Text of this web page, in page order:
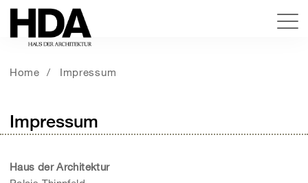
Home Impressum
Impressum
Haus der Architektur